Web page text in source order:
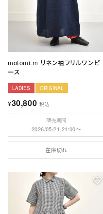
motomi.m リネン袖フリルワンピ
ース
LADIES ORIGINAL
¥30,800 税込
販売期間
2026/05/21 21:00〜
在庫切れ